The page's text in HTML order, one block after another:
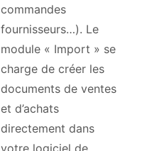
commandes
fournisseurs…). Le
module « Import » se
charge de créer les
documents de ventes
et d’achats
directement dans
votre logiciel de